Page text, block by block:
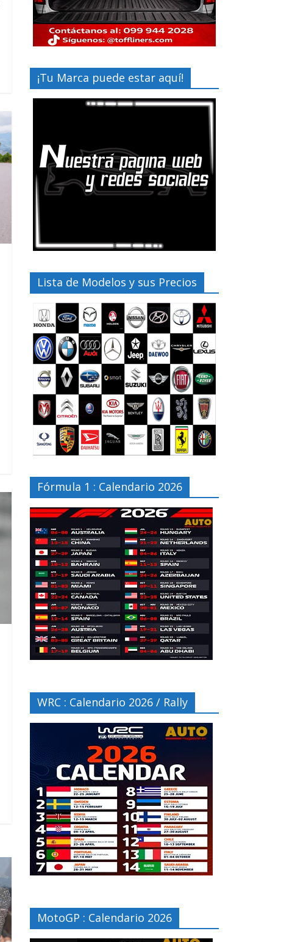
¡Tu Marca puede estar aquí!
Lista de Modelos y sus Precios
Fórmula 1 : Calendario 2026
WRC : Calendario 2026 / Rally
MotoGP : Calendario 2026